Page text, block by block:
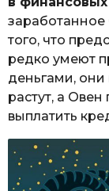
заработанное
того, что
редко умеют
деньгами, они
растут, а
выплатить